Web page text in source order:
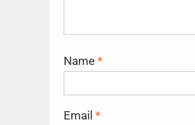
Name *
Email *